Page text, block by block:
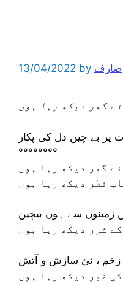
13/04/2022 by صارف
گھر دیکھ رہا ہوں
پر بے چین دل کی پکار
°°°°°°°°
گھر دیکھ رہا ہوں
نظر دیکھ رہا ہوں
زمینوں سے ہوں بیچین
شرر دیکھ رہا ہوں
زخم ، نئ سازش و آتش
خبر دیکھ رہا ہوں